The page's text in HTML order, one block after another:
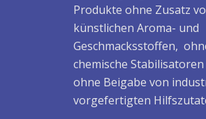
Produkte ohne Zusatz
künstlichen Aroma- und
Geschmacksstoffen,
chemische
ohne Beigabe von
vorgefertigten